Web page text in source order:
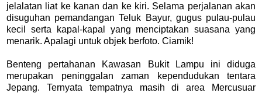
jelalatan liat ke kanan dan ke kiri. Selama perjalanan akan
disuguhan pemandangan Teluk Bayur, gugus pulau-pulau
kecil serta kapal-kapal yang menciptakan suasana yang
menarik. Apalagi untuk objek berfoto. Ciamik!
Benteng pertahanan Kawasan Bukit Lampu ini diduga
merupakan peninggalan zaman kependudukan tentara
Jepang. Ternyata tempatnya masih di area Mercusuar